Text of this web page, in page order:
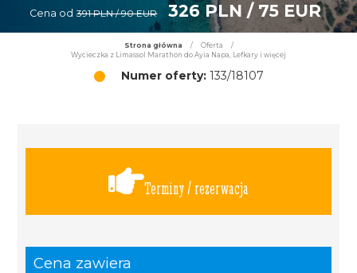
Cena od 391 PLN / 90 EUR 326 PLN / 75 EUR
Strona główna / Oferta
/
Wycieczka z Limassol Marathon do Ayia Napa, Lefkary i więcej
Numer oferty:133/18107
Terminy / rezerwacja
Cena zawiera